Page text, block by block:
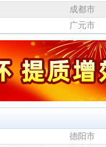
成都市
广元市
德阳市